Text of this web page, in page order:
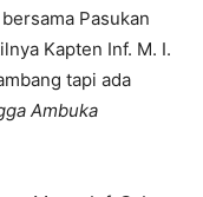
Pasukan
Kapten Inf. M. I.
tapi ada
Ambuka